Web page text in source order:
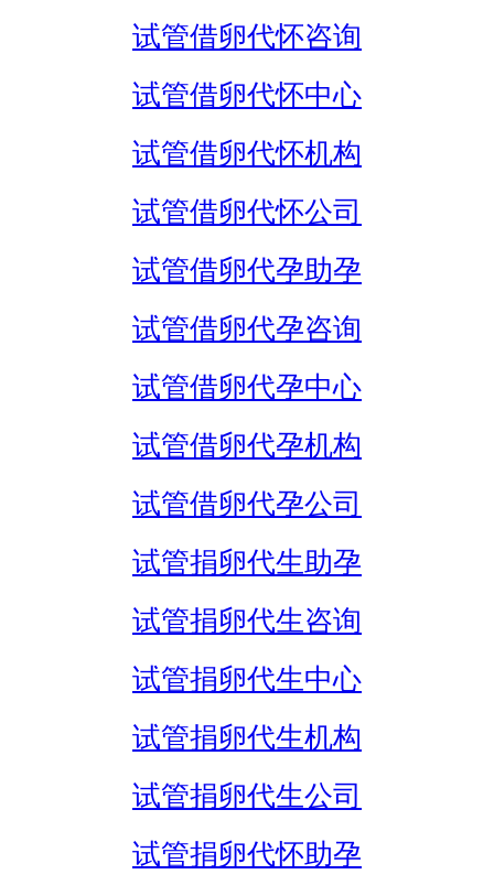
试管借卵代怀咨询
试管借卵代怀中心
试管借卵代怀机构
试管借卵代怀公司
试管借卵代孕助孕
试管借卵代孕咨询
试管借卵代孕中心
试管借卵代孕机构
试管借卵代孕公司
试管捐卵代生助孕
试管捐卵代生咨询
试管捐卵代生中心
试管捐卵代生机构
试管捐卵代生公司
试管捐卵代怀助孕